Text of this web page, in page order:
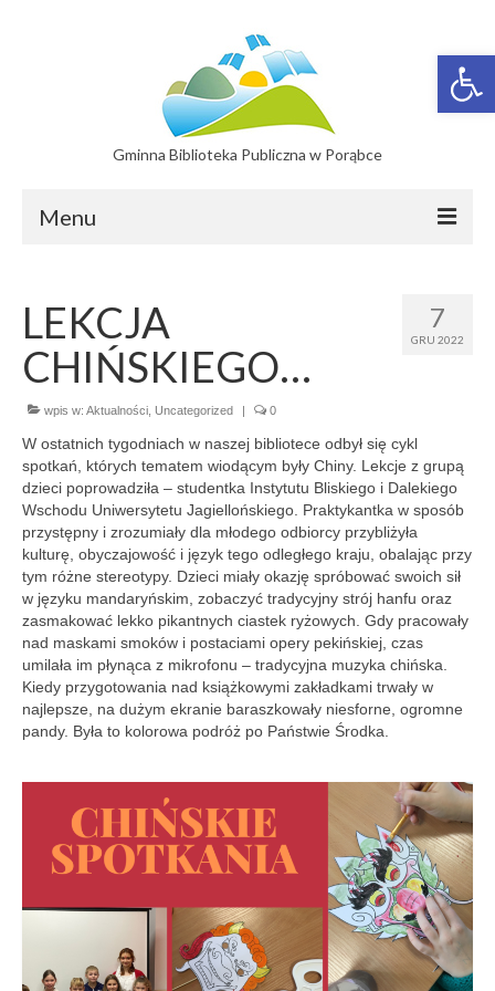
Gminna Biblioteka Publiczna w Porąbce
Menu
Filia w Bujakowie
Filia w Czańcu
Filia w Kobiernicach
Katalog On-line
Aktualności
Wydarzenia 2022
wydarzenia 2021
wydarzenia 2020
wydarzenia 2019
wydarzenia 2018
wydarzenia 2016
RODO
Klauzula informacyjna
Polityka prywatności
7
GRU 2022
LEKCJA
CHIŃSKIEGO…
wpis w: Aktualności Uncategorized | 0
W ostatnich tygodniach w naszej bibliotece odbył się cykl
spotkań, których tematem wiodącym były Chiny. Lekcje z grupą
dzieci poprowadziła – studentka Instytutu Bliskiego i Dalekiego
Wschodu Uniwersytetu Jagiellońskiego. Praktykantka w sposób
przystępny i zrozumiały dla młodego odbiorcy przybliżyła
kulturę, obyczajowość i język tego odległego kraju, obalając przy
tym różne stereotypy. Dzieci miały okazję spróbować swoich sił
w języku mandaryńskim, zobaczyć tradycyjny strój hanfu oraz
zasmakować lekko pikantnych ciastek ryżowych. Gdy pracowały
nad maskami smoków i postaciami opery pekińskiej, czas
umilała im płynąca z mikrofonu – tradycyjna muzyka chińska.
Kiedy przygotowania nad książkowymi zakładkami trwały w
najlepsze, na dużym ekranie baraszkowały niesforne, ogromne
pandy. Była to kolorowa podróż po Państwie Środka.